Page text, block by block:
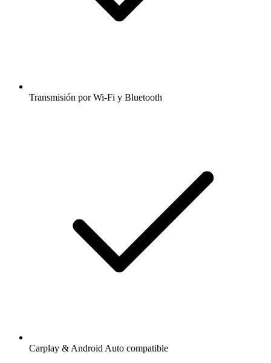
Transmisión por Wi-Fi y Bluetooth
Carplay & Android Auto compatible